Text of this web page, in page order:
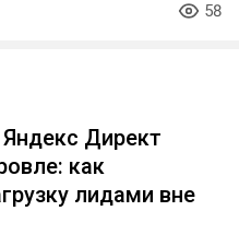
58
Директ
как
лидами вне